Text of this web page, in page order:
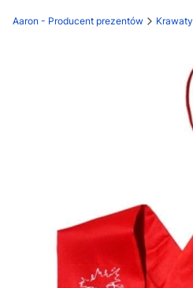
Aaron - Producent prezentów Krawaty